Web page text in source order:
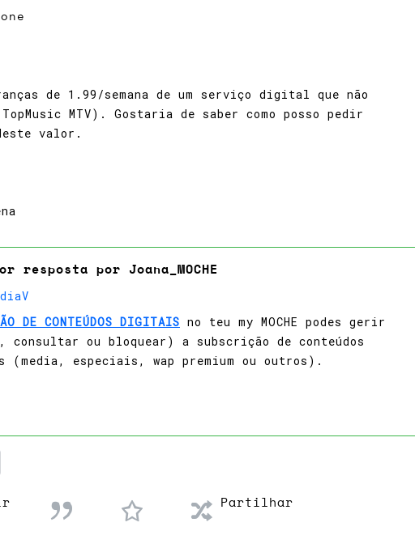
de 1.99/semana de um serviço digital que não
MTV). Gostaria de saber como posso pedir
valor.
resposta por Joana_MOCHE
DE CONTEÚDOS DIGITAIS no teu my MOCHE podes gerir
ou bloquear) a subscrição de conteúdos
especiais, wap premium ou outros).
Partilhar